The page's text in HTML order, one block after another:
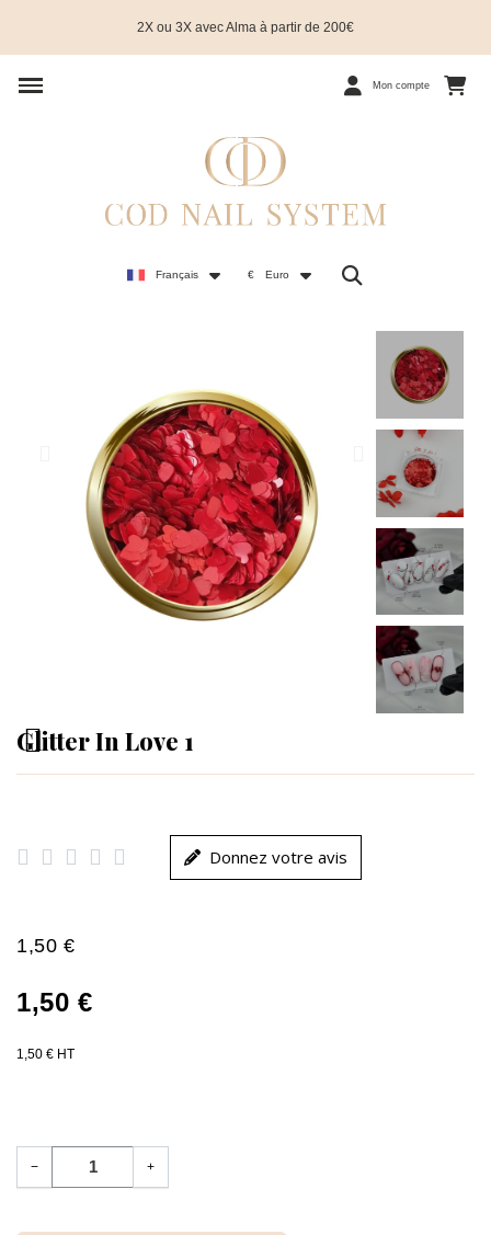
2X ou 3X avec Alma à partir de 200€
Mon compte
Français € Euro
Glitter In Love 1
     Donnez votre avis
1,50 €
1,50 €
1,50 € HT
− +